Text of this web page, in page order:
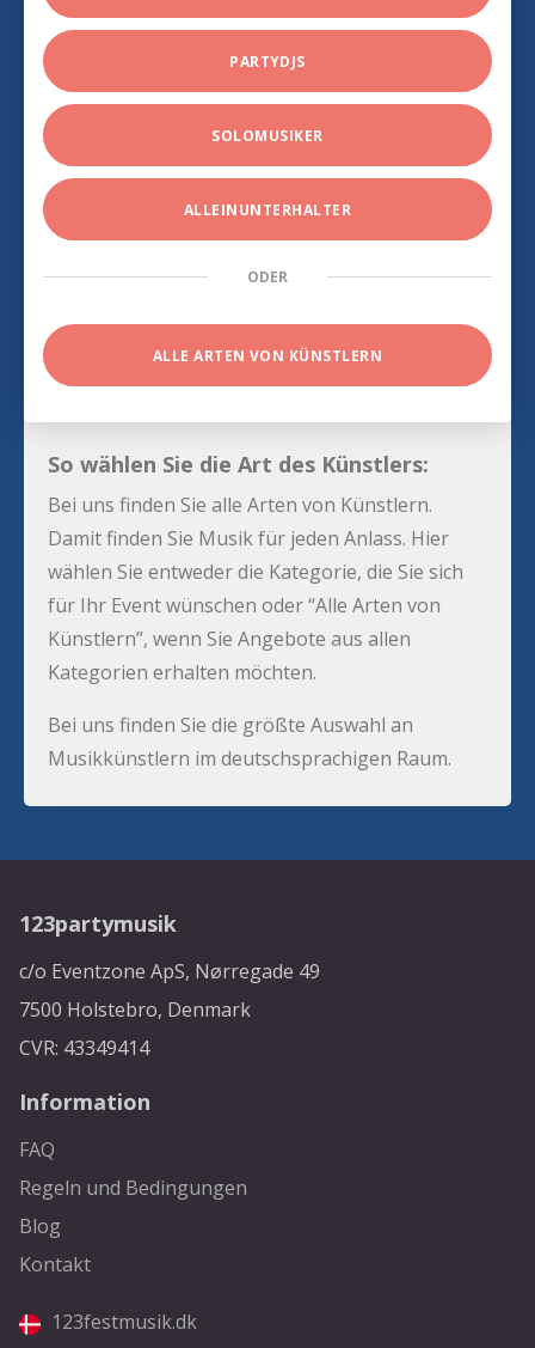
PARTYDJS
SOLOMUSIKER
ALLEINUNTERHALTER
ODER
ALLE ARTEN VON KÜNSTLERN
So wählen Sie die Art des Künstlers:
Bei uns finden Sie alle Arten von Künstlern.
Damit finden Sie Musik für jeden Anlass. Hier
wählen Sie entweder die Kategorie, die Sie sich
für Ihr Event wünschen oder “Alle Arten von
Künstlern”, wenn Sie Angebote aus allen
Kategorien erhalten möchten.
Bei uns finden Sie die größte Auswahl an
Musikkünstlern im deutschsprachigen Raum.
123partymusik
c/o Eventzone ApS, Nørregade 49
7500 Holstebro, Denmark
CVR: 43349414
Information
FAQ
Regeln und Bedingungen
Blog
Kontakt
123festmusik.dk